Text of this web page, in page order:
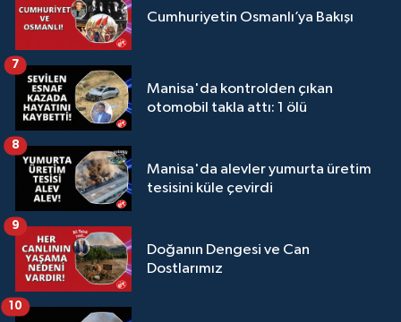
Cumhuriyetin Osmanlı’ya Bakışı
Manisa'da kontrolden çıkan
otomobil takla attı: 1 ölü
7
Manisa'da alevler yumurta üretim
tesisini küle çevirdi
8
Doğanın Dengesi ve Can
Dostlarımız
9
10